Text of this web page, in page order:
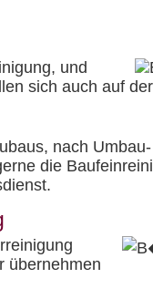
und
sich auch auf
nach
die
übernehmen